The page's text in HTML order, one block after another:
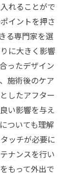
れることがで
イントを押さ
る専門家を選
に大きく影響
ったデザイン
施術後のケア
したアフター
い影響を与え
ついても理解
ッチが必要に
ナンスを行い
もって外出で